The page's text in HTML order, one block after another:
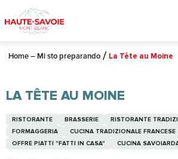
au
contenu
principal
Home – Mi sto preparando La Tête au Moine
LA TÊTE AU MOINE
RISTORANTE BRASSERIE
RISTORANTE
FORMAGGERIA
CUCINA TRADIZIONALE FRANCESE
OFFRE PIATTI "FATTI IN CASA"
CUCINA